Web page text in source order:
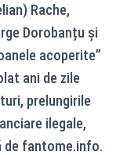
Rache,
Dorobanțu și
acoperite”
ani de zile
prelungirile
ilegale,
de fantome.info.